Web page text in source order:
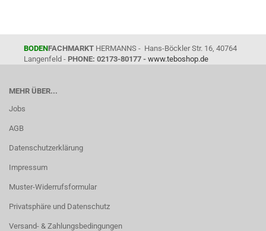
BODENFACHMARKT HERMANNS - Hans-Böckler Str. 16, 40764
Langenfeld - PHONE: 02173-80177 - www.teboshop.de
MEHR ÜBER...
Jobs
AGB
Datenschutzerklärung
Impressum
Muster-Widerrufsformular
Privatsphäre und Datenschutz
Versand- & Zahlungsbedingungen